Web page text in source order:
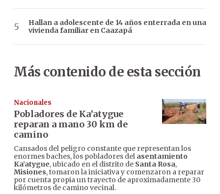
Hallan a adolescente de 14 años enterrada en una
vivienda familiar en Caazapá
Más contenido de esta sección
Nacionales
Pobladores de Ka’atygue
reparan a mano 30 km de
camino
Cansados del peligro constante que representan los
enormes baches, los pobladores del asentamiento
Ka’atygue, ubicado en el distrito de Santa Rosa,
Misiones, tomaron la iniciativa y comenzaron a reparar
por cuenta propia un trayecto de aproximadamente 30
kilómetros de camino vecinal.